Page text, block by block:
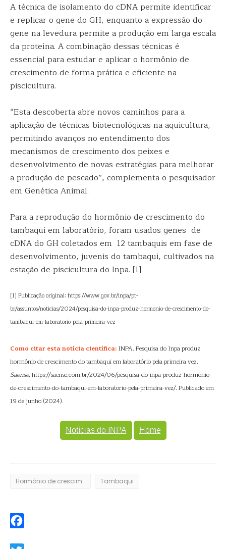
A técnica de isolamento do cDNA permite identificar
e replicar o gene do GH, enquanto a expressão do
gene na levedura permite a produção em larga escala
da proteína. A combinação dessas técnicas é
essencial para estudar e aplicar o hormônio de
crescimento de forma prática e eficiente na
piscicultura.
“Esta descoberta abre novos caminhos para a
aplicação de técnicas biotecnológicas na aquicultura,
permitindo avanços no entendimento dos
mecanismos de crescimento dos peixes e
desenvolvimento de novas estratégias para melhorar
a produção de pescado”, complementa o pesquisador
em Genética Animal.
Para a reprodução do hormônio de crescimento do
tambaqui em laboratório, foram usados genes de
cDNA do GH coletados em 12 tambaquis em fase de
desenvolvimento, juvenis do tambaqui, cultivados na
estação de piscicultura do Inpa. [1]
[1] Publicação original: https://www.gov.br/inpa/pt-
br/assuntos/noticias/2024/pesquisa-do-inpa-produz-hormonio-de-crescimento-do-
tambaqui-em-laboratorio-pela-primeira-vez
Como citar esta notícia científica: INPA. Pesquisa do Inpa produz
hormônio de crescimento do tambaqui em laboratório pela primeira vez.
Saense. https://saense.com.br/2024/06/pesquisa-do-inpa-produz-hormonio-
de-crescimento-do-tambaqui-em-laboratorio-pela-primeira-vez/. Publicado em
19 de junho (2024).
Notícias do INPA Home
Hormônio de crescimento Tambaqui